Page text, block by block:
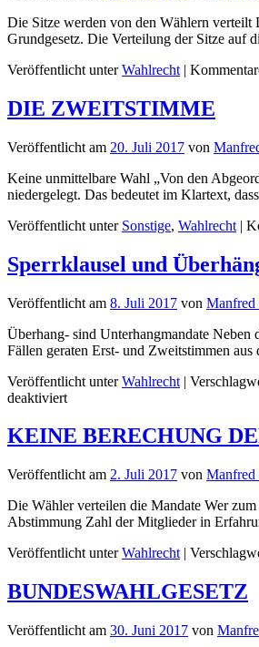
Die Sitze werden von den Wählern verteilt
Grundgesetz. Die Verteilung der Sitze auf
Veröffentlicht unter Wahlrecht |
DIE ZWEITSTIMME
Veröffentlicht am 20. Juli 2017 von
Keine unmittelbare Wahl „Von den
niedergelegt. Das bedeutet im Klartext,
Veröffentlicht unter Sonstige, Wahlrecht |
Sperrklausel und
Veröffentlicht am 8. Juli 2017 von Manfred
Überhang- sind Unterhangmandate Neben
Fällen geraten Erst- und Zweitstimmen
Veröffentlicht unter Wahlrecht |
deaktiviertfür
und
Überhänge?
KEINE BERECHUNG
Veröffentlicht am 2. Juli 2017 von Manfred
Die Wähler verteilen die Mandate Wer
Abstimmung Zahl der Mit­glieder in
Veröffentlicht unter Wahlrecht |
BUNDESWAHLGESETZ
Veröffentlicht am 30. Juni 2017 von